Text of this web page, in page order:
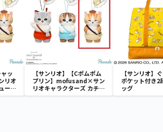
ッ
リオ
ーシ
【サンリオ】【Cポムポム
プリン】mofusand×サン
リオキャラクターズ カチュ
ーシャマスコット②
【サンリオ】
ポケット付き2
ッグ